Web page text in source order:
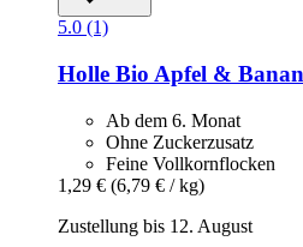
5.0 (1)
Holle Bio Apfel &
Ab dem 6. Monat
Ohne Zuckerzusatz
Feine Vollkornflocken
1,29 € (6,79 € / kg)
Zustellung bis 12. August